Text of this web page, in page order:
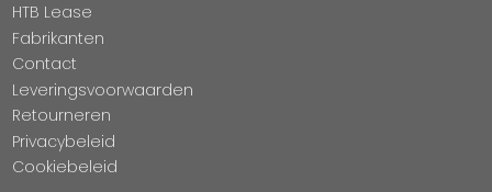
HTB Lease
Fabrikanten
Contact
Leveringsvoorwaarden
Retourneren
Privacybeleid
Cookiebeleid